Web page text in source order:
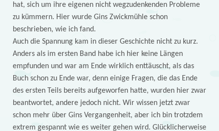
hat, sich um ihre eigenen nicht wegzudenkenden Probleme
zu kümmern. Hier wurde Gins Zwickmühle schon
beschrieben, wie ich fand.
Auch die Spannung kam in dieser Geschichte nicht zu kurz.
Anders als im ersten Band habe ich hier keine Längen
empfunden und war am Ende wirklich enttäuscht, als das
Buch schon zu Ende war, denn einige Fragen, die das Ende
des ersten Teils bereits aufgeworfen hatte, wurden hier zwar
beantwortet, andere jedoch nicht. Wir wissen jetzt zwar
schon mehr über Gins Vergangenheit, aber ich bin trotzdem
extrem gespannt wie es weiter gehen wird. Glücklicherweise